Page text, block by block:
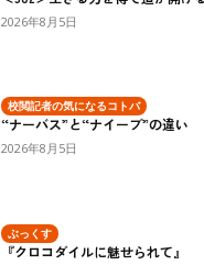
2026年8月5日
校閲記者の気になるコトバ
“ナーバス”と“ナイーブ”の違い
2026年8月5日
ぶっくす
『クロコダイルに魅せられて』